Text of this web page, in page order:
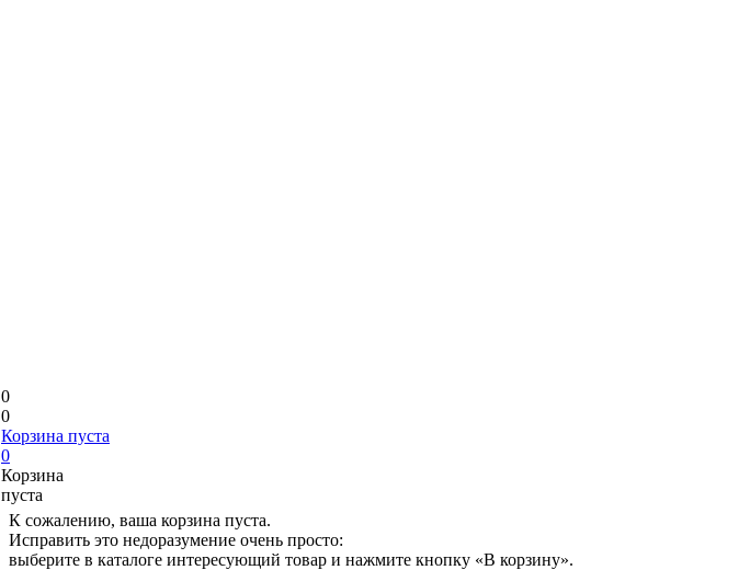
0
0
Корзина пуста
0
Корзина
пуста
К сожалению, ваша корзина пуста.
Исправить это недоразумение очень просто:
выберите в каталоге интересующий товар и нажмите кнопку «В корзину».